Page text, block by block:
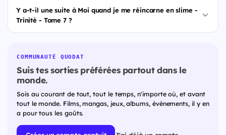
Y a-t-il une suite à Moi quand je me réincarne en slime -
Trinité - Tome 7 ?
COMMUNAUTÉ QUODAT
Suis tes sorties préférées partout dans le
monde.
Sois au courant de tout, tout le temps, n'importe où, et avant
tout le monde. Films, mangas, jeux, albums, événements, il y en
a pour tous les goûts.